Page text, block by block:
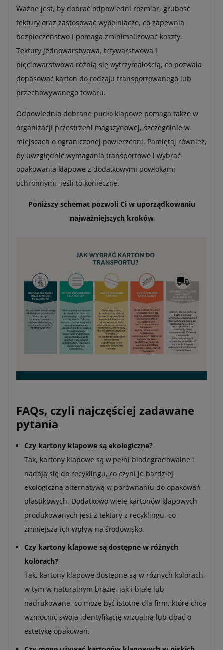
Ważne jest, by dobrać odpowiedni rozmiar, grubość
tektury oraz zastosować wypełniacze, co zapewnia
bezpieczeństwo i pomaga zminimalizować koszty.
Tektury jednowarstwowa, trzywarstwowa i
pięciowarstwowa różnią się wytrzymałością, co pozwala
dopasować karton do rodzaju transportowanego lub
przechowywanego towaru.
Odpowiednio dobrane pudło klapowe pomaga także w
organizacji przestrzeni magazynowej, szczególnie w
miejscach o ograniczonej powierzchni. Pamiętaj również,
by uwzględnić wymagania transportowe i wybrać
opakowania klapowe z dodatkowymi powłokami
ochronnymi, jeśli to konieczne.
Poniższy schemat pozwoli Ci w uporządkowaniu
najważniejszych kroków
FAQs, czyli najczęściej zadawane
pytania
Czy kartony klapowe są ekologiczne?
Tak, kartony klapowe są w pełni biodegradowalne i
nadają się do recyklingu, co czyni je bardziej
ekologiczną alternatywą w porównaniu do opakowań
plastikowych. Dodatkowo wiele kartonów klapowych
produkowanych jest z tektury z recyklingu, co
zmniejsza ich wpływ na środowisko.
Czy kartony klapowe są dostępne w różnych
kolorach?
Tak, kartony klapowe dostępne są w różnych kolorach,
w tym w naturalnym brązie, jak i białe lub
nadrukowane, co może być istotne dla firm, które chcą
wzmocnić swoją identyfikację wizualną lub dbać o
estetykę opakowań.